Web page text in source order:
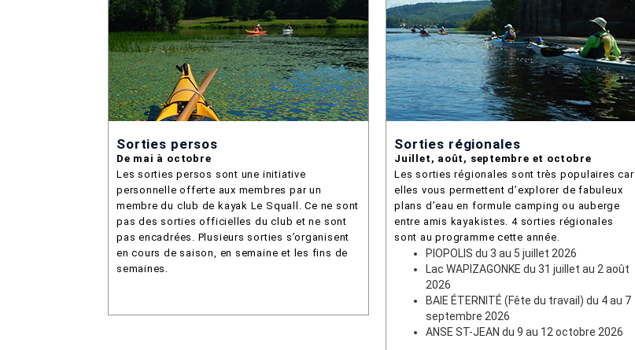
Sorties persos
De mai à octobre
Les sorties persos sont une initiative
personnelle offerte aux membres par un
membre du club de kayak Le Squall. Ce ne sont
pas des sorties officielles du club et ne sont
pas encadrées. Plusieurs sorties s’organisent
en cours de saison, en semaine et les fins de
semaines.
Sorties régionales
Juillet, août, septembre et octobre
Les sorties régionales sont très populaires car
elles vous permettent d’explorer de fabuleux
plans d’eau en formule camping ou auberge
entre amis kayakistes. 4 sorties régionales
sont au programme cette année.
PIOPOLIS du 3 au 5 juillet 2026
Lac WAPIZAGONKE du 31 juillet au 2 août
2026
BAIE ÉTERNITÉ (Fête du travail) du 4 au 7
septembre 2026
ANSE ST-JEAN du 9 au 12 octobre 2026